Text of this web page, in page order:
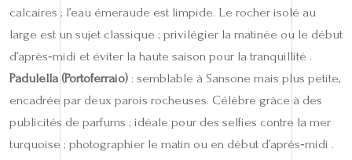
calcaires ; l’eau émeraude est limpide. Le rocher isolé au
large est un sujet classique ; privilégier la matinée ou le début
d’après‑midi et éviter la haute saison pour la tranquillité .
Padulella (Portoferraio) : semblable à Sansone mais plus petite,
encadrée par deux parois rocheuses. Célèbre grâce à des
publicités de parfums ; idéale pour des selfies contre la mer
turquoise ; photographier le matin ou en début d’après‑midi .